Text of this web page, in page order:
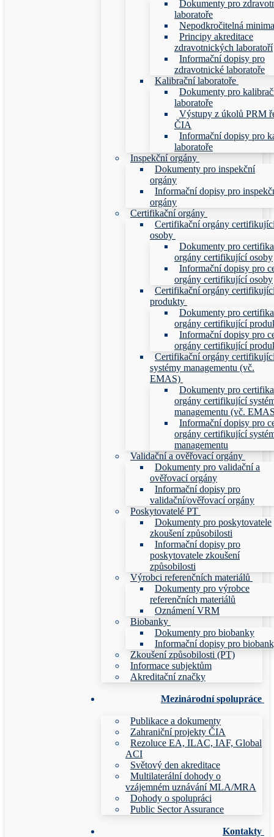
Dokumenty pro
laboratoře
Nepodkročitelná minima
Principy akreditace
zdravotnických laboratoří
Informační dopisy pro
zdravotnické laboratoře
Kalibrační laboratoře
Dokumenty pro
laboratoře
Výstupy z úkolů PRM
ČIA
Informační dopisy pro
laboratoře
Inspekční orgány
Dokumenty pro inspekční
orgány
Informační dopisy pro
orgány
Certifikační orgány
Certifikační orgány
osoby
Dokumenty pro
orgány certifikující osoby
Informační dopisy pro
orgány certifikující osoby
Certifikační orgány
produkty
Dokumenty pro
orgány certifikující
Informační dopisy pro
orgány certifikující
Certifikační orgány
systémy managementu (vč.
EMAS)
Dokumenty pro
orgány certifikující
managementu (vč.
Informační dopisy pro
orgány certifikující
managementu
Validační a ověřovací orgány
Dokumenty pro validační a
ověřovací orgány
Informační dopisy pro
validační/ověřovací orgány
Poskytovatelé PT
Dokumenty pro poskytovatele
zkoušení způsobilosti
Informační dopisy pro
poskytovatele zkoušení
způsobilosti
Výrobci referenčních materiálů
Dokumenty pro výrobce
referenčních materiálů
Oznámení VRM
Biobanky
Dokumenty pro biobanky
Informační dopisy pro
Zkoušení způsobilosti (PT)
Informace subjektům
Akreditační značky
Mezinárodní spolupráce
Publikace a dokumenty
Zahraniční projekty ČIA
Rezoluce EA, ILAC, IAF, Global
ACI
Světový den akreditace
Multilaterální dohody o
vzájemném uznávání MLA/MRA
Dohody o spolupráci
Public Sector Assurance
Kontakty